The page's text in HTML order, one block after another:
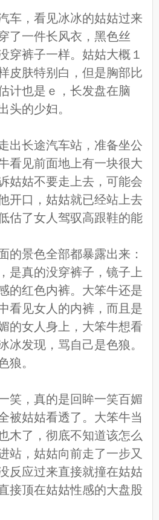
车，看见冰冰的姑姑过来
了一件长风衣，黑色丝
穿裤子一样。姑姑大概１
皮肤特别白，但是胸部比
计也是ｅ，长发盘在脑
头的少妇。
出长途汽车站，准备坐公
看见前面地上有一块很大
姑姑不要走上去，可能会
开口，姑姑就已经站上去
估了女人驾驭高跟鞋的能
的景色全部都暴露出来：
是真的没穿裤子，镜子上
的红色内裤。大笨牛还是
看见女人的内裤，而且是
的女人身上，大笨牛想看
冰发现，骂自己是色狼。
狼。
笑，真的是回眸一笑百媚
被姑姑看透了。大笨牛当
木了，彻底不知道该怎么
站，姑姑向前走了一步又
反应过来直接就撞在姑姑
接顶在姑姑性感的大盘股